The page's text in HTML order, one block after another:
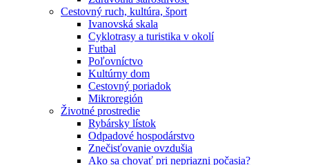
Cestovný ruch, kultúra, šport
Ivanovská skala
Cyklotrasy a turistika v okolí
Futbal
Poľovníctvo
Kultúrny dom
Cestovný poriadok
Mikroregión
Životné prostredie
Rybársky lístok
Odpadové hospodárstvo
Znečisťovanie ovzdušia
Ako sa chovať pri nepriazni počasia?